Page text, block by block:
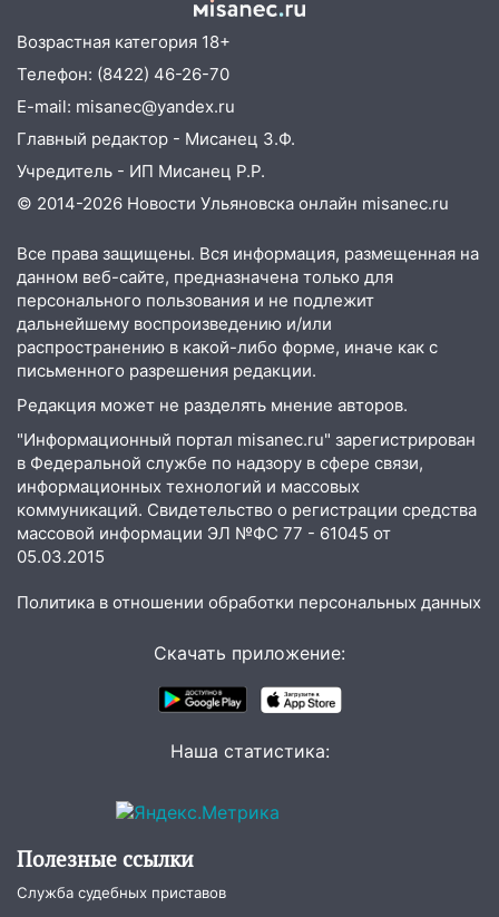
В Ульяновске во время
диспансеризации у 26-летнего парня
выявили онкологию
07:00 Прохладная ночь и ветреный
день: прогноз погоды в Ульяновске 10
августа
06:00 Как разрушительный ураган,
парализовали Ульяновскую область: ЧП
за выходные
05:50 Пять украденных лошадей и
смертельная драка
05:00 Боль, скованность и старение
дисков: как повседневные привычки
незаметно разрушают наш позвоночник
03:00 День скрытых ловушек и
внезапных подарков судьбы: гороскоп
на 10 августа
21:58
В Ульяновске около «нового»
моста утопили автомобиль «Вольво»
Итоги 9 августа в Ульяновской
области: разгул стихии, поиски
человека на Волге и транспортный
деревья в парке «Победы»
Заволжье ульяновские спасатели
ликвидировали крупный пожар
Возрастная категория 18+
Телефон: (8422) 46-26-70
E-mail: misanec@yandex.ru
Главный редактор - Мисанец З.Ф.
Учредитель - ИП Мисанец Р.Р.
© 2014-2026 Новости Ульяновска онлайн misanec.ru
Все права защищены. Вся информация, размещенная на
данном веб-сайте, предназначена только для
персонального пользования и не подлежит
дальнейшему воспроизведению и/или
распространению в какой-либо форме, иначе как с
письменного разрешения редакции.
Редакция может не разделять мнение авторов.
"Информационный портал misanec.ru" зарегистрирован
в Федеральной службе по надзору в сфере связи,
информационных технологий и массовых
коммуникаций. Свидетельство о регистрации средства
массовой информации ЭЛ №ФС 77 - 61045 от
05.03.2015
Политика в отношении обработки персональных данных
Скачать приложение:
Наша статистика:
Полезные ссылки
Служба судебных приставов